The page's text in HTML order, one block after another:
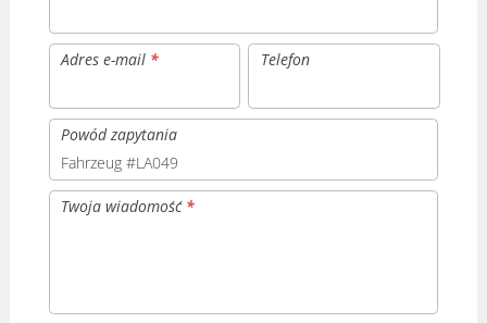
Adres e-mail * Telefon
Powód zapytania
Twoja wiadomość *